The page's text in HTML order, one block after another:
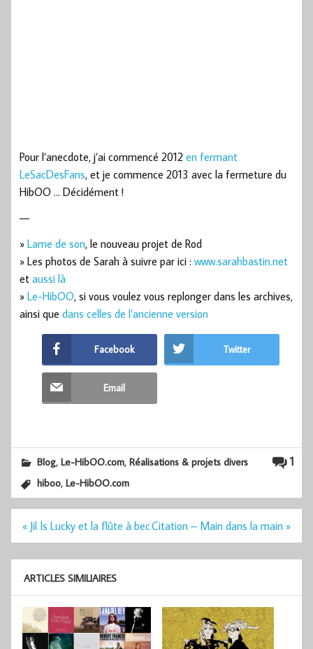
Pour l’anecdote, j’ai commencé 2012 en fermant
LeSacDesFans, et je commence 2013 avec la fermeture du
HibOO … Décidément !
—
» Lame de son, le nouveau projet de Rod
» Les photos de Sarah à suivre par ici : www.sarahbastin.net
et aussi là
» Le-HibOO, si vous voulez vous replonger dans les archives,
ainsi que dans celles de l’ancienne version
Facebook Twitter
Email
1
Blog,Le-HibOO.com,Réalisations & projets divers
hiboo,Le-HibOO.com
Navigation
de
« Jil Is Lucky et la flûte à becCitation – Main dans la main »
ARTICLES SIMILIAIRES